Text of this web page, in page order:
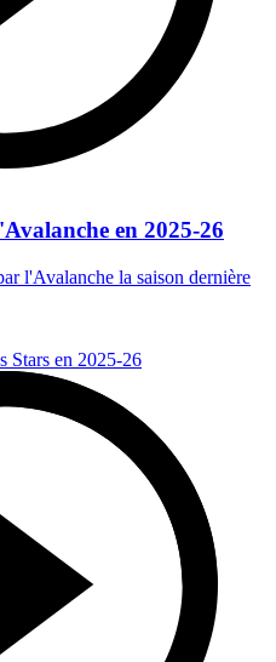
en 2025-26
l'Avalanche la saison dernière